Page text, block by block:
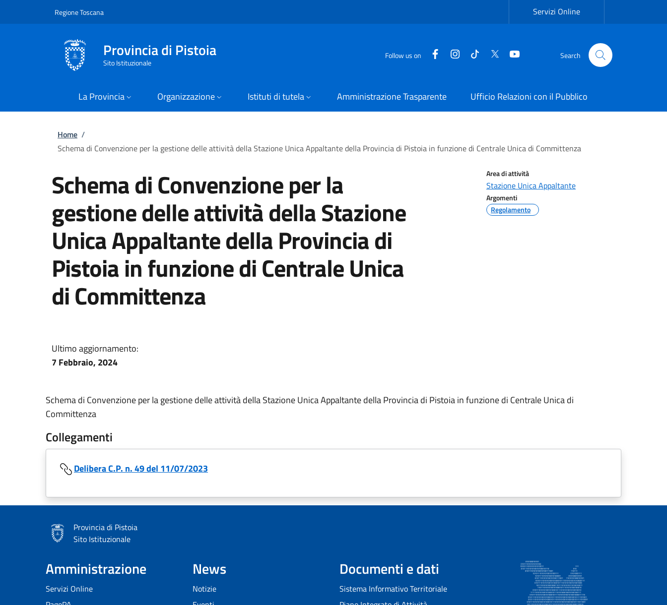
Regione ToscanaSlim Servizi Online
Provincia di Pistoia
Sito Istituzionale
Follow us on FacebookInstagram
Tiktok Twitter Search
La Provincia Organizzazione Istituti di tutela Amministrazione Trasparente Ufficio Relazioni con il Pubblico
Briciole di pane
Home /
Schema di Convenzione per la gestione delle attività della Stazione Unica Appaltante della Provincia di Pistoia in funzione di Centrale Unica di Committenza
Schema di Convenzione per la
gestione delle attività della Stazione
Unica Appaltante della Provincia di
Pistoia in funzione di Centrale Unica
di Committenza
Ultimo aggiornamento:
7 Febbraio, 2024
Area di attività
Stazione Unica Appaltante
Argomenti
Regolamento
Schema di Convenzione per la gestione delle attività della Stazione Unica Appaltante della Provincia di Pistoia in funzione di Centrale Unica di
Committenza
Collegamenti
Delibera C.P. n. 49 del 11/07/2023
Provincia di Pistoia
Sito Istituzionale
Amministrazione
Servizi Online
News
Notizie
Documenti e dati
Sistema Informativo Territoriale